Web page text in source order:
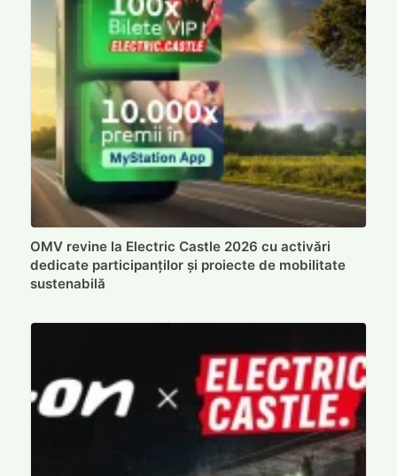
OMV revine la Electric Castle 2026 cu activări
dedicate participanților și proiecte de mobilitate
sustenabilă